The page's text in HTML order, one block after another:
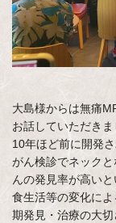
大島様からは無痛
お話していただきま
10年ほど前に開発
がん検診でネック
んの発見率が高いと
食生活等の変化に
期発見・治療の大切